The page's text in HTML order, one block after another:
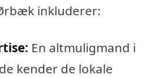
inkluderer:
En altmuligmand i
kender de lokale